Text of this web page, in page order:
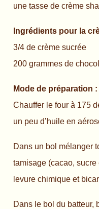
une tasse de crème
Ingrédients pour la
3/4 de crème sucrée
200 grammes de
Mode de préparation :
Chauffer le four à 175
un peu d’huile en
Dans un bol mélanger
tamisage (cacao,
levure chimique et
Dans le bol du batteur,